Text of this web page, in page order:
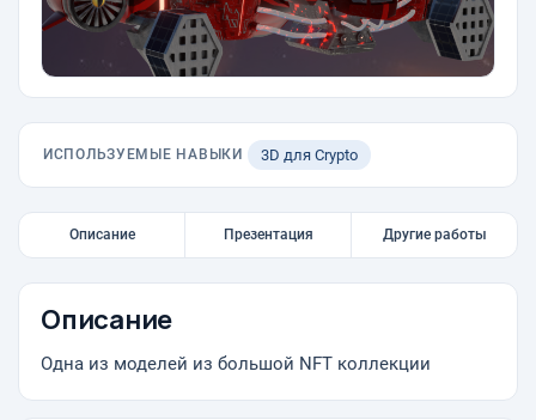
ИСПОЛЬЗУЕМЫЕ НАВЫКИ 3D для Сrypto
Описание Презентация Другие работы
Описание
Одна из моделей из большой NFT коллекции